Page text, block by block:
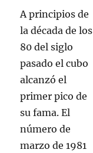
A principios de
la década de los
80 del siglo
pasado el cubo
alcanzó el
primer pico de
su fama. El
número de
marzo de 1981